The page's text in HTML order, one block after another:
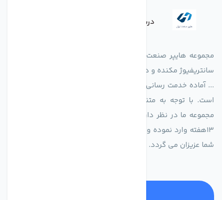
درباره فروشگاه
مجموعه هایپر صنعت ایران در امر تولید و واردات انواع فن های
سانتریفیوژ مکنده و دمنده آکسیال، سقفی، بین کانالی، مرغداری و
... آماده خدمت رسانی به شرکت های تولیدی، صنعتی و ساختمانی
است. با توجه به متنوع بودن فن های تولیدی کمپانی اروپایی
مجموعه ما در نظر دارد کالاهای تخصصی شما عزیزان رو در صرف
13هفته وارد نموده و این عمر باعث صرفه جویی در هزینه و زمان
شما عزیزان می گردد.